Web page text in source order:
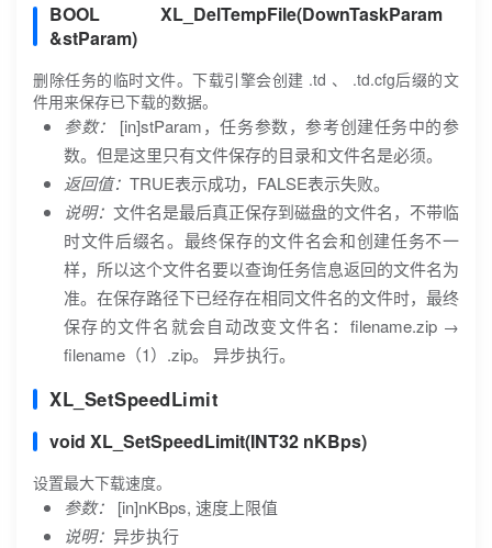
BOOL XL_DelTempFile(DownTaskParam
&stParam)
删除任务的临时文件。下载引擎会创建 .td 、 .td.cfg后缀的文
件用来保存已下载的数据。
参数：
[in]stParam，任务参数，参考创建任务中的参
数。但是这里只有文件保存的目录和文件名是必须。
返回值： TRUE表示成功，FALSE表示失败。
说明： 文件名是最后真正保存到磁盘的文件名，不带临
时文件后缀名。最终保存的文件名会和创建任务不一
样，所以这个文件名要以查询任务信息返回的文件名为
准。在保存路径下已经存在相同文件名的文件时，最终
保存的文件名就会自动改变文件名：filename.zip →
filename（1）.zip。 异步执行。
XL_SetSpeedLimit
void XL_SetSpeedLimit(INT32 nKBps)
设置最大下载速度。
参数：
[in]nKBps, 速度上限值
说明： 异步执行